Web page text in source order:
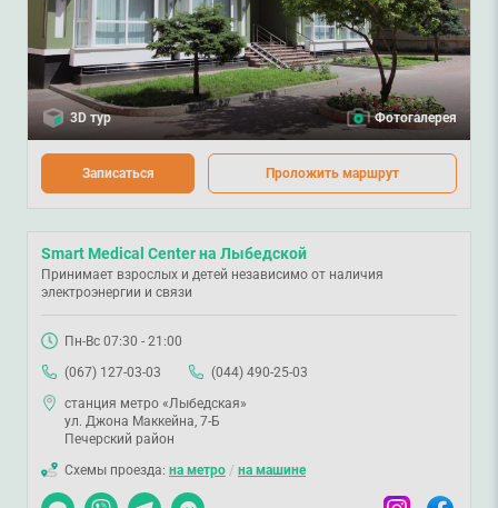
3D тур Фотогалерея
Записаться Проложить маршрут
Smart Medical Center на Лыбедской
Принимает взрослых и детей независимо от наличия
электроэнергии и связи
Пн-Вс 07:30 - 21:00
(067) 127-03-03
(044) 490-25-03
станция метро «Лыбедская»
ул. Джона Маккейна, 7-Б
Печерский район
Схемы проезда: на метро / на машине
Чат
Viber TelegramMessenger InstagramFacebook